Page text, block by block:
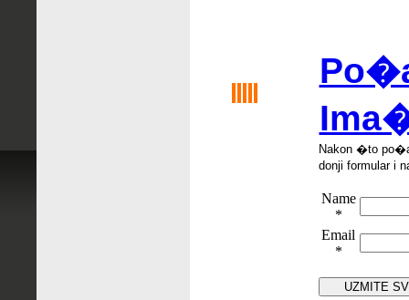
Nakon �to po�
donji formular i
Name
*
Email
*